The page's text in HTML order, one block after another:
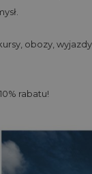
obozy,
rabatu!